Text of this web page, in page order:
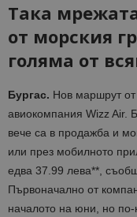
Така
от морския
голяма от
Бургас. Нов маршрут от
авиокомпания Wizz Air.
вече са в продажба и
или през мобилното
едва 37.99 лева**,
Първоначално от
началото на юни, но по-